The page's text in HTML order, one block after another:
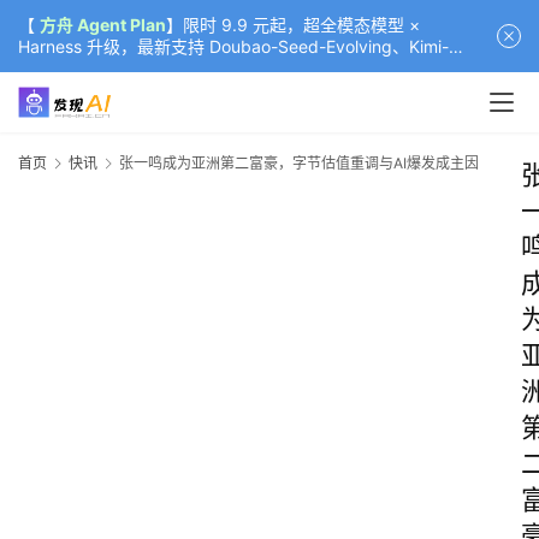
【 方舟 Agent Plan】限时 9.9 元起，超全模态模型 ×
Harness 升级，最新支持 Doubao-Seed-Evolving、Kimi-
K3（部分）、GLM-5.2
首页 快讯 张一鸣成为亚洲第二富豪，字节估值重调与AI爆发成主因